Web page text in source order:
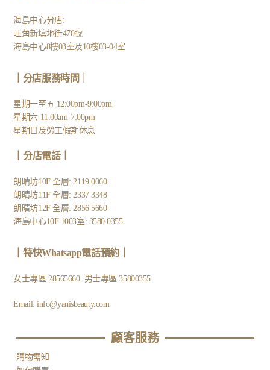
海島中心分店:
旺角新填地街470號
海島中心8樓03室及10樓03-04室
｜分店服務時間｜
星期一至五 12:00pm-9:00pm
星期六 11:00am-7:00pm
星期日及勞工假期休息
分店電話｜
朗晴坊10F 全層: 2119 0060
朗晴坊11F 全層: 2337 3348
朗晴坊12F 全層: 2856 5660
海島中心10F 1003室: 3580 0355
特快Whatsapp電話預約｜
女士專區28565660 男士專區35800355
Email:info@yanisbeauty.com
顧客服務​
購物需知